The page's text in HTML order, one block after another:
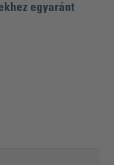
egyaránt